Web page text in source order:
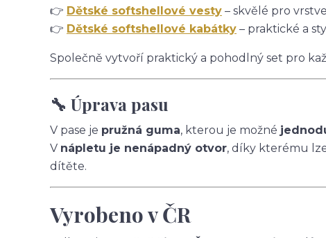
👉 Dětské softshellové vesty – skvělé pro
👉 Dětské softshellové kabátky – praktické a
Společně vytvoří praktický a pohodlný set pro
🔧 Úprava pasu
V pase je pružná guma, kterou je možné
V nápletu je nenápadný otvor, díky kterému
dítěte.
Vyrobeno v ČR